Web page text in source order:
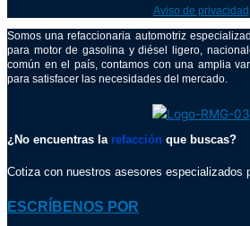
Aviso de privacidad
Somos una refaccionaria automotriz
para motor de gasolina y diésel ligero,
común en el país, contamos con una amplia
para satisfacer las necesidades del mercado.
¿No encuentras la refacción que buscas?
Cotiza con nuestros asesores especializados
ESCRÍBENOS POR